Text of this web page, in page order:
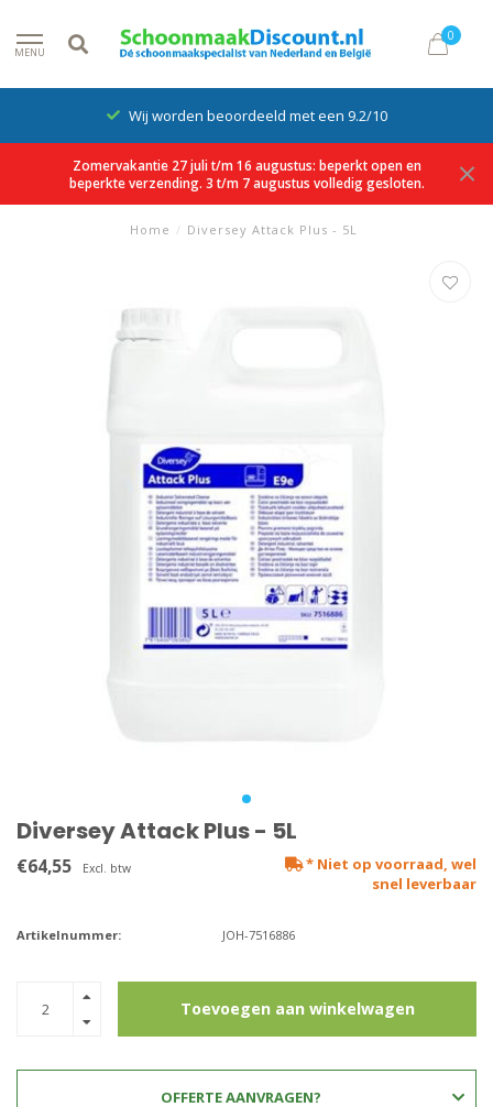
MENU
0
Wij worden beoordeeld met een 9.2/10
Zomervakantie 27 juli t/m 16 augustus: beperkt open en
beperkte verzending. 3 t/m 7 augustus volledig gesloten.
Home / Diversey Attack Plus - 5L
Diversey Attack Plus - 5L
€64,55 Excl. btw
* Niet op voorraad, wel
snel leverbaar
Artikelnummer: JOH-7516886
Toevoegen aan winkelwagen
OFFERTE AANVRAGEN?